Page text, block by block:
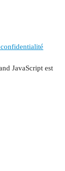
JavaScript est